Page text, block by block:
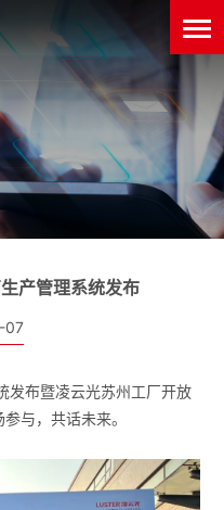
产管理系统发布
07
发布暨凌云光苏州工厂开放
与，共话未来。